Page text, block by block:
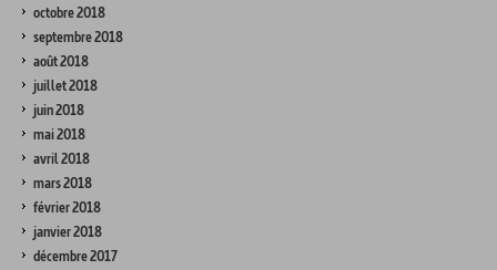
octobre 2018
septembre 2018
août 2018
juillet 2018
juin 2018
mai 2018
avril 2018
mars 2018
février 2018
janvier 2018
décembre 2017